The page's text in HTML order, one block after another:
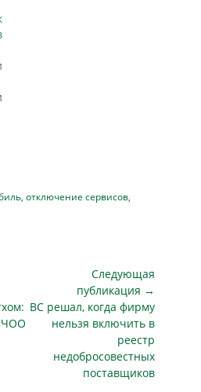
так как компании
, отключение сервисов,
ЧОО
Следующая
публикация →
Следующая
публикация
ВС решал, когда фирму
нельзя включить в
реестр
недобросовестных
поставщиков